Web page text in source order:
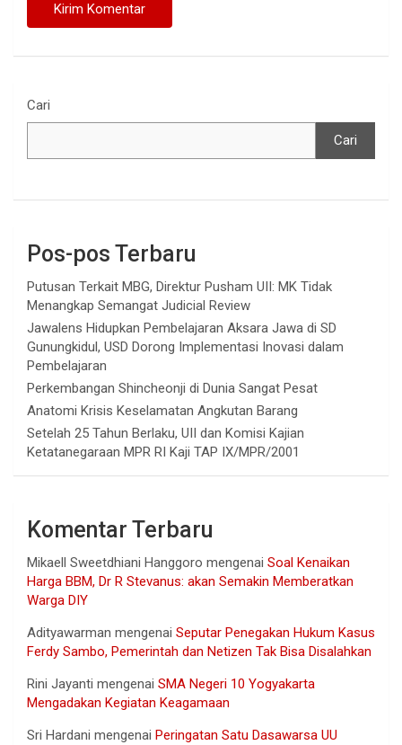
Cari
Cari
Pos-pos Terbaru
Putusan Terkait MBG, Direktur Pusham UII: MK Tidak
Menangkap Semangat Judicial Review
Jawalens Hidupkan Pembelajaran Aksara Jawa di SD
Gunungkidul, USD Dorong Implementasi Inovasi dalam
Pembelajaran
Perkembangan Shincheonji di Dunia Sangat Pesat
Anatomi Krisis Keselamatan Angkutan Barang
Setelah 25 Tahun Berlaku, UII dan Komisi Kajian
Ketatanegaraan MPR RI Kaji TAP IX/MPR/2001
Komentar Terbaru
Mikaell Sweetdhiani Hanggoro mengenai Soal Kenaikan
Harga BBM, Dr R Stevanus: akan Semakin Memberatkan
Warga DIY
Adityawarman mengenai Seputar Penegakan Hukum Kasus
Ferdy Sambo, Pemerintah dan Netizen Tak Bisa Disalahkan
Rini Jayanti mengenai SMA Negeri 10 Yogyakarta
Mengadakan Kegiatan Keagamaan
Sri Hardani mengenai Peringatan Satu Dasawarsa UU